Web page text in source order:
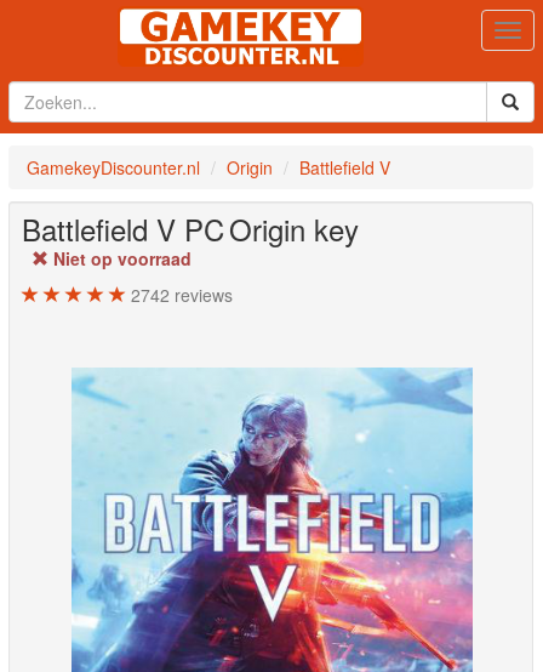
GamekeyDiscounter.nl Origin Battlefield V
Battlefield V PCOrigin key
Niet op voorraad
2742 reviews